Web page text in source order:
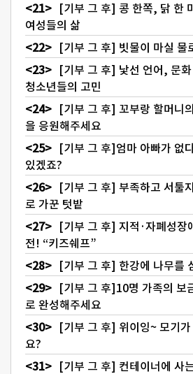
[기부 그 후] 콩 한쪽, 닭 한
여성들의 삶
[기부 그 후] 빗물이 마실 물
[기부 그 후] 낯선 언어, 문
청소년들의 고민
[기부 그 후] 꼬부랑 할머니
을 응원해주세요
[기부 그 후]엄마 아빠가 없
있겠죠?
[기부 그 후] 부족하고 서툴
로 가꾼 텃밭
[기부 그 후] 지적·자폐성장
전! “키즈쉐프”
[기부 그 후] 한강에 나무를
[기부 그 후]10명 가족의 보
로 완성해주세요
[기부 그 후] 위이잉~ 모기
요?
[기부 그 후] 컨테이너에 사